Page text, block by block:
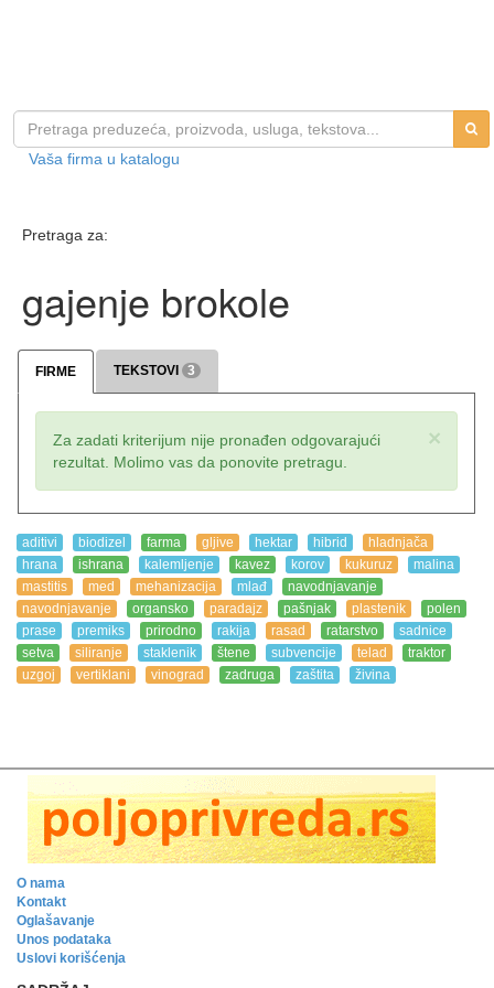
Vaša firma u katalogu
Pretraga za:
gajenje brokole
FIRME TEKSTOVI 3
×
Za zadati kriterijum nije pronađen odgovarajući
rezultat. Molimo vas da ponovite pretragu.
aditivi biodizel farma gljive hektar hibrid
hladnjača
hrana
ishrana kalemljenje kavez korov kukuruz
malina
mastitis
med mehanizacija mlađ
navodnjavanje
navodnjavanje
organsko paradajz pašnjak plastenik
polen
prase
premiks prirodno rakija rasad ratarstvo
sadnice
setva
siliranje staklenik štene subvencije telad
traktor
uzgoj
vertiklani vinograd zadruga zaštita živina
O nama
Kontakt
Oglašavanje
Unos podataka
Uslovi korišćenja